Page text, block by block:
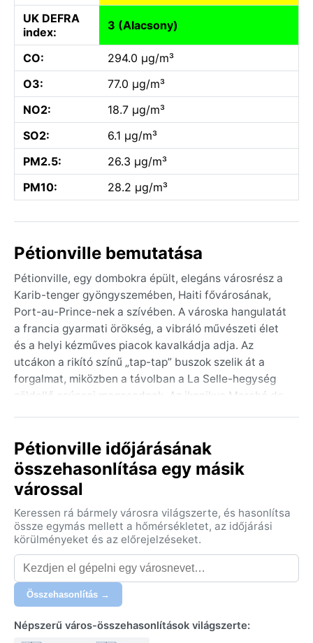
UK DEFRA
index:
3 (Alacsony)
CO:
294.0 µg/m³
O3:
77.0 µg/m³
NO2:
18.7 µg/m³
SO2:
6.1 µg/m³
PM2.5:
26.3 µg/m³
PM10:
28.2 µg/m³
Pétionville bemutatása
Pétionville, egy dombokra épült, elegáns városrész a
Karib-tenger gyöngyszemében, Haiti fővárosának,
Port-au-Prince-nek a szívében. A városka hangulatát
a francia gyarmati örökség, a vibráló művészeti élet
és a helyi kézműves piacok kavalkádja adja. Az
utcákon a rikító színű „tap-tap” buszok szelik át a
forgalmat, miközben a távolban a La Selle-hegység
zöldellő csúcsai magasodnak. Az ikonikus Marché de
emléktárgyak gazdag kínálatát. A karibi hangulatot a
bougainvillea és a pálmafák teszik teljessé, amelyek a
városka domborzati adottságai miatt egyedi, lépcsős
utcák mentén virágoznak.
A trópusi szavanna éghajlat (Köppen: Aw) egész
évben forróságot hoz: a nappali hőmérséklet 28–34
°C között ingadozik, a leghűvösebb időszak
decembertől februárig tart. A csapadék két fő
évszakra oszlik: a hosszabb esős időszak áprilistól
júniusig, a rövidebb pedig szeptembertől novemberig
tombol. A levegő páratartalma magas, gyakran 70%
Pétionville időjárásának
összehasonlítása egy másik
várossal
Keressen rá bármely városra világszerte, és hasonlítsa
össze egymás mellett a hőmérsékletet, az időjárási
körülményeket és az előrejelzéseket.
Összehasonlítás →
Népszerű város-összehasonlítások világszerte: